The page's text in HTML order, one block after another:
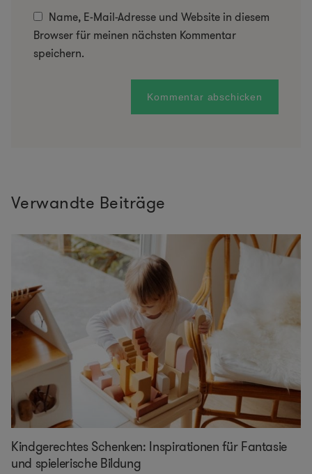
Name, E-Mail-Adresse und Website in diesem
Browser für meinen nächsten Kommentar
speichern.
Verwandte Beiträge
Kindgerechtes Schenken: Inspirationen für Fantasie
und spielerische Bildung